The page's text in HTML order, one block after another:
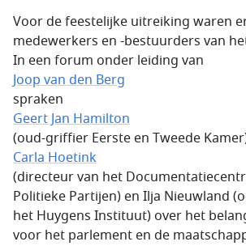
Voor de feestelijke uitreiking waren
medewerkers en -bestuurders van
In een forum onder leiding van
Joop van den Berg
spraken
Geert Jan Hamilton
(oud-griffier Eerste en Tweede
Carla Hoetink
(directeur van het
Politieke Partijen) en Ilja Nieuwland
het Huygens Instituut) over het
voor het parlement en de